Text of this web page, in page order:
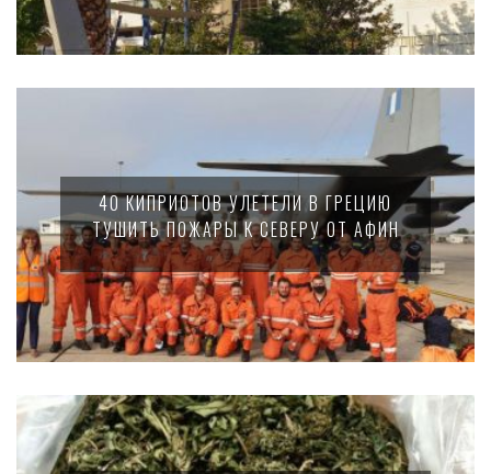
40 КИПРИОТОВ УЛЕТЕЛИ В ГРЕЦИЮ
ТУШИТЬ ПОЖАРЫ К СЕВЕРУ ОТ АФИН